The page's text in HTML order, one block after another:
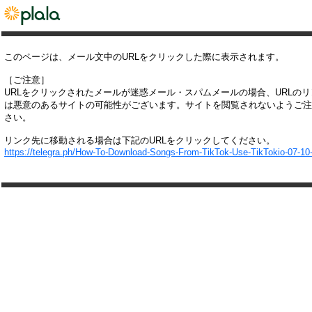
このページは、メール文中のURLをクリックした際に表示されます。
［ご注意］
URLをクリックされたメールが迷惑メール・スパムメールの場合、URLの
は悪意のあるサイトの可能性がございます。サイトを閲覧されないようご
さい。
リンク先に移動される場合は下記のURLをクリックしてください。
https://telegra.ph/How-To-Download-Songs-From-TikTok-Use-TikTokio-07-